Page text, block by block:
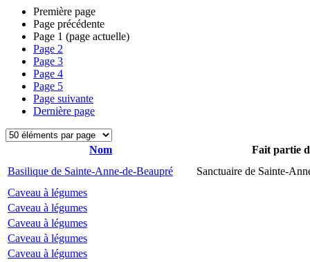
Première page
Page précédente
Page 1 (page actuelle)
Page 2
Page 3
Page 4
Page 5
Page suivante
Dernière page
Nom
Fait partie
Basilique de Sainte-Anne-de-Beaupré
Sanctuaire de Sainte-
Caveau à légumes
Caveau à légumes
Caveau à légumes
Caveau à légumes
Caveau à légumes